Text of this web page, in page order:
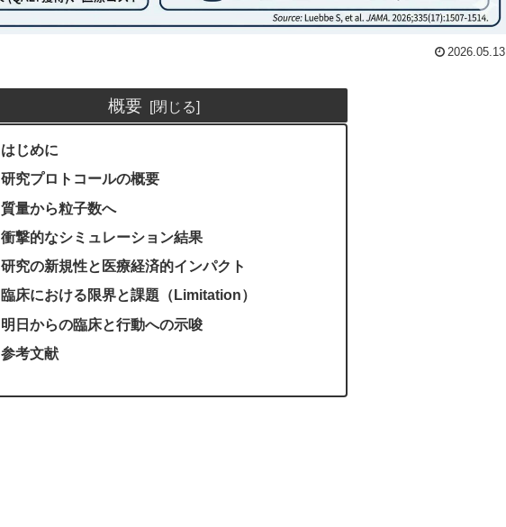
2026.05.13
概要
はじめに
研究プロトコールの概要
質量から粒子数へ
衝撃的なシミュレーション結果
研究の新規性と医療経済的インパクト
臨床における限界と課題（Limitation）
明日からの臨床と行動への示唆
参考文献